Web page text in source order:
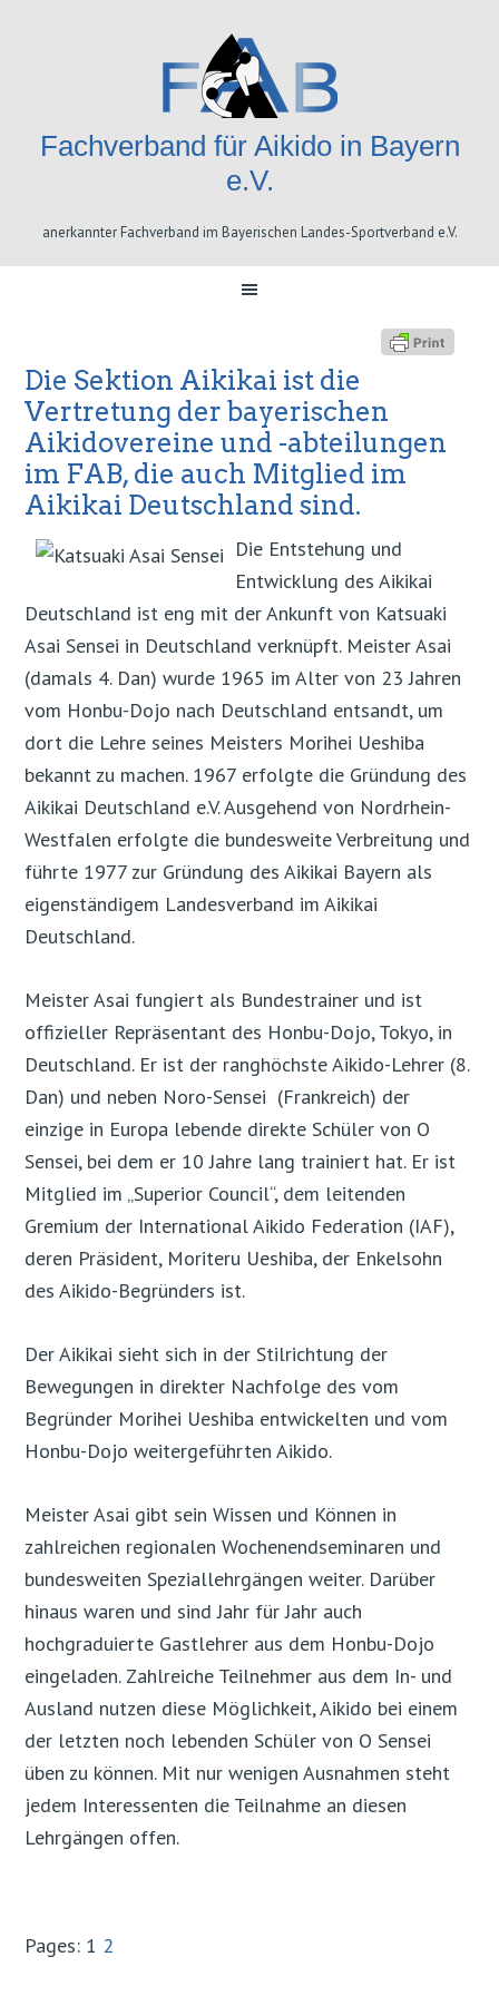
Fachverband für Aikido in Bayern
e.V.
anerkannter Fachverband im Bayerischen Landes-Sportverband e.V.
Die Sektion Aikikai ist die
Vertretung der bayerischen
Aikidovereine und -abteilungen
im FAB, die auch Mitglied im
Aikikai Deutschland sind.
Die Entstehung und
Entwicklung des Aikikai
Deutschland ist eng mit der Ankunft von Katsuaki
Asai Sensei in Deutschland verknüpft. Meister Asai
(damals 4. Dan) wurde 1965 im Alter von 23 Jahren
vom Honbu-Dojo nach Deutschland entsandt, um
dort die Lehre seines Meisters Morihei Ueshiba
bekannt zu machen. 1967 erfolgte die Gründung des
Aikikai Deutschland e.V. Ausgehend von Nordrhein-
Westfalen erfolgte die bundesweite Verbreitung und
führte 1977 zur Gründung des Aikikai Bayern als
eigenständigem Landesverband im Aikikai
Deutschland.
Meister Asai fungiert als Bundestrainer und ist
offizieller Repräsentant des Honbu-Dojo, Tokyo, in
Deutschland. Er ist der ranghöchste Aikido-Lehrer (8.
Dan) und neben Noro-Sensei (Frankreich) der
einzige in Europa lebende direkte Schüler von O
Sensei, bei dem er 10 Jahre lang trainiert hat. Er ist
Mitglied im „Superior Council“, dem leitenden
Gremium der International Aikido Federation (IAF),
deren Präsident, Moriteru Ueshiba, der Enkelsohn
des Aikido-Begründers ist.
Der Aikikai sieht sich in der Stilrichtung der
Bewegungen in direkter Nachfolge des vom
Begründer Morihei Ueshiba entwickelten und vom
Honbu-Dojo weitergeführten Aikido.
Meister Asai gibt sein Wissen und Können in
zahlreichen regionalen Wochenendseminaren und
bundesweiten Speziallehrgängen weiter. Darüber
hinaus waren und sind Jahr für Jahr auch
hochgraduierte Gastlehrer aus dem Honbu-Dojo
eingeladen. Zahlreiche Teilnehmer aus dem In- und
Ausland nutzen diese Möglichkeit, Aikido bei einem
der letzten noch lebenden Schüler von O Sensei
üben zu können. Mit nur wenigen Ausnahmen steht
jedem Interessenten die Teilnahme an diesen
Lehrgängen offen.
Pages: Page
1 Page
2